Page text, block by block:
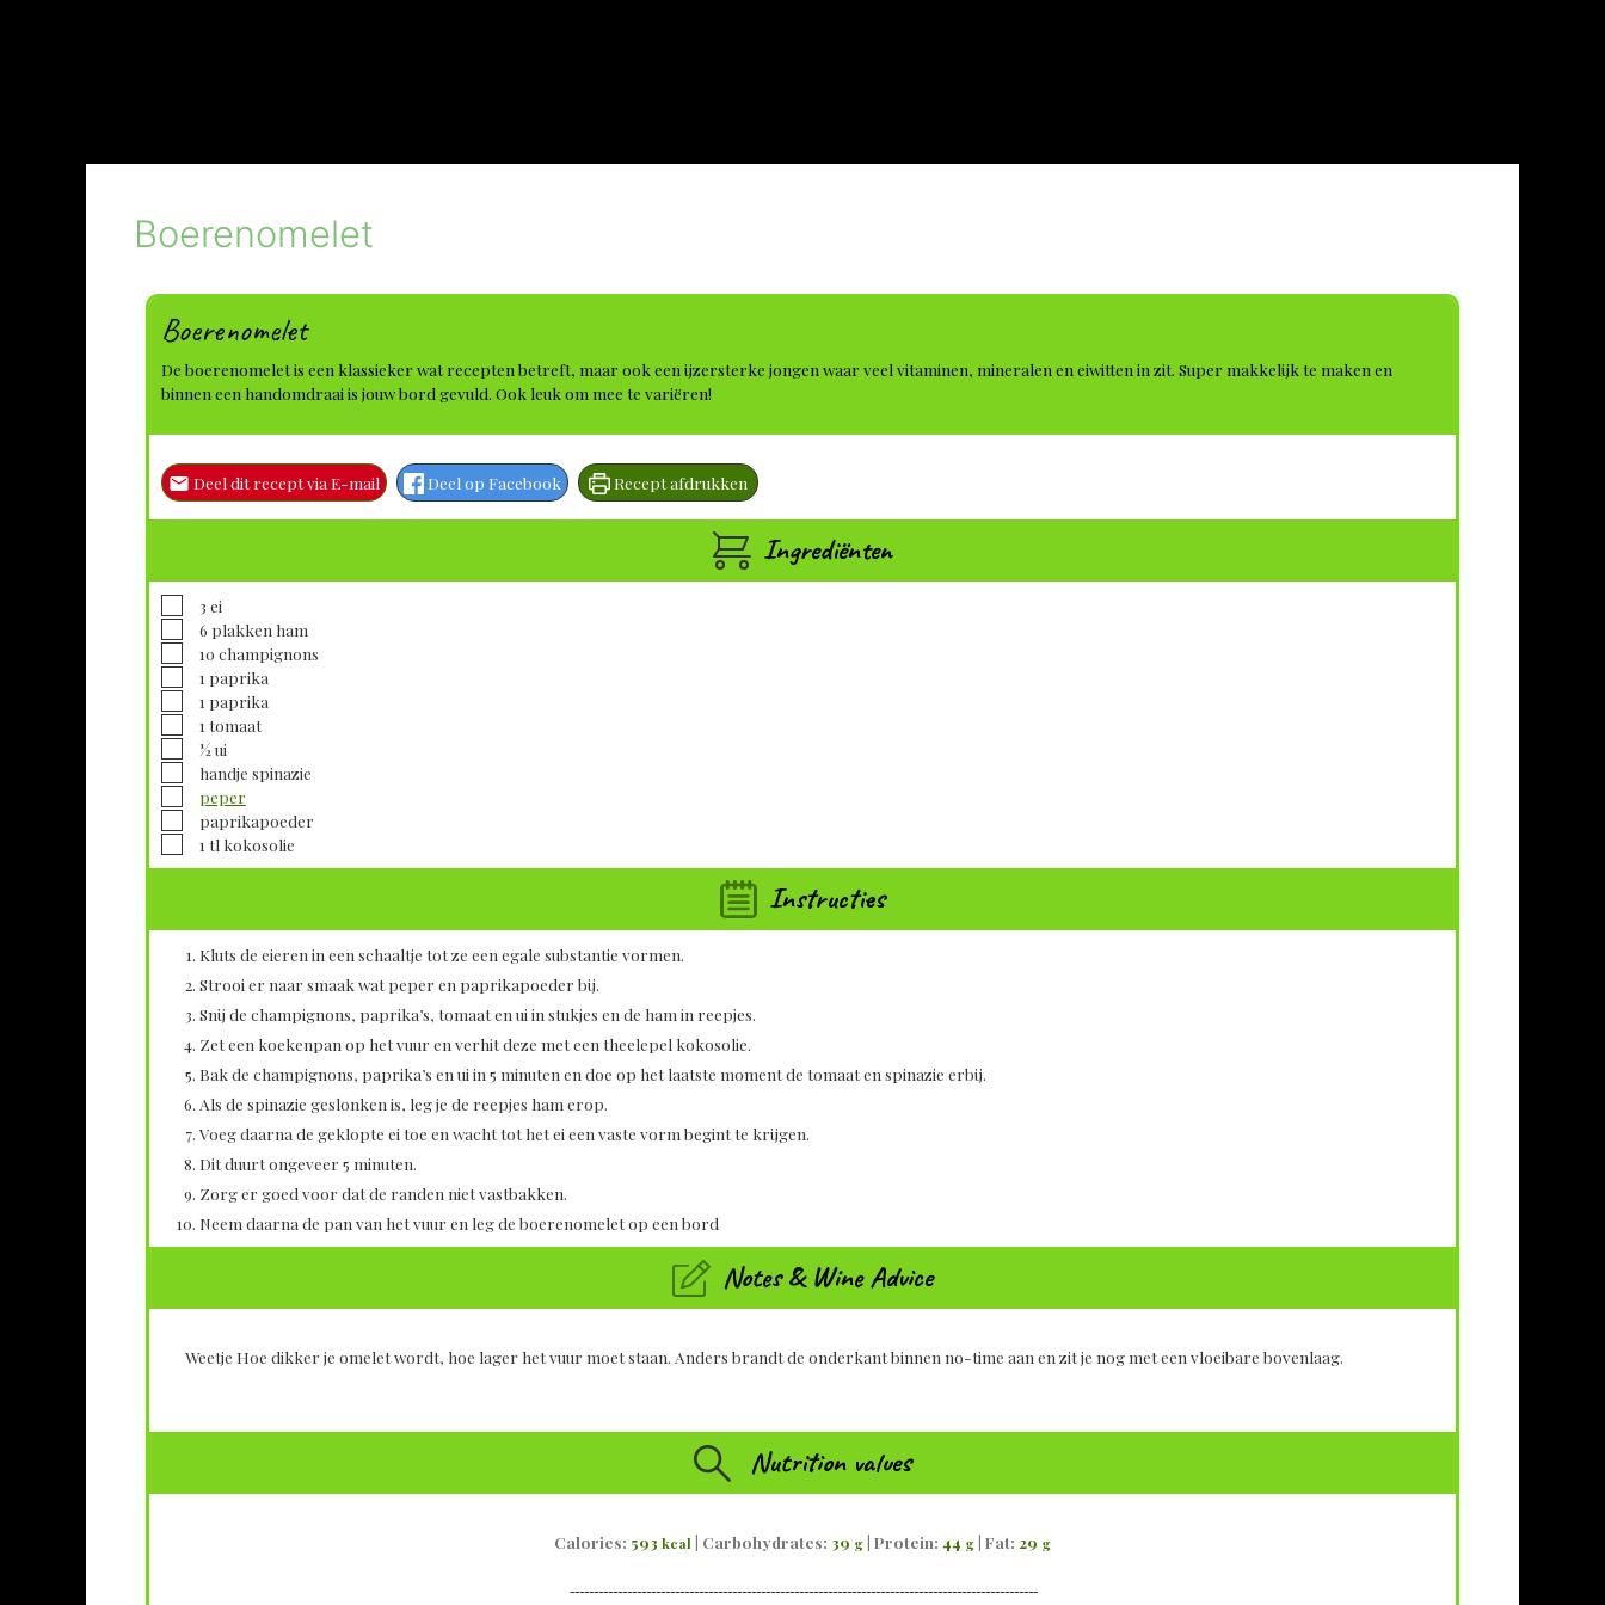
Boerenomelet
Boerenomelet
De boerenomelet is een klassieker wat recepten betreft, maar ook een ijzersterke jongen waar veel vitaminen, mineralen en eiwitten in zit. Super makkelijk te maken en
binnen een handomdraai is jouw bord gevuld. Ook leuk om mee te variëren!
Deel dit recept via E-mail Deel op Facebook Recept afdrukken
Ingrediënten
▢
3 ei
▢
6 plakken ham
▢
10 champignons
▢1 paprika
▢1 paprika
▢1 tomaat
▢
½ui
▢
handje spinazie
▢
peper
▢
paprikapoeder
▢1 tl kokosolie
Instructies
Kluts de eieren in een schaaltje tot ze een egale substantie vormen.
Strooi er naar smaak wat peper en paprikapoeder bij.
Snij de champignons, paprika’s, tomaat en ui in stukjes en de ham in reepjes.
Zet een koekenpan op het vuur en verhit deze met een theelepel kokosolie.
Bak de champignons, paprika’s en ui in 5 minuten en doe op het laatste moment de tomaat en spinazie erbij.
Als de spinazie geslonken is, leg je de reepjes ham erop.
Voeg daarna de geklopte ei toe en wacht tot het ei een vaste vorm begint te krijgen.
Dit duurt ongeveer 5 minuten.
Zorg er goed voor dat de randen niet vastbakken.
Neem daarna de pan van het vuur en leg de boerenomelet op een bord
Notes & Wine Advice
Weetje Hoe dikker je omelet wordt, hoe lager het vuur moet staan. Anders brandt de onderkant binnen no-time aan en zit je nog met een vloeibare bovenlaag.
Nutrition values
Calories: 593 kcal | Carbohydrates: 39 g | Protein: 44 g | Fat: 29 g
--------------------------------------------------------------------------------------------------